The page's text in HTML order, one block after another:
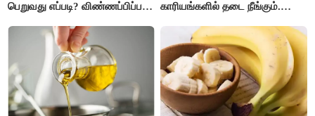
பெறுவது எப்படி? விண்ணப்பிப்பது
காரியங்களில் தடை நீங்கும்.
இருக்கும். ஆன்மீக எண்ணம்
அதிகரிக்கும்..!